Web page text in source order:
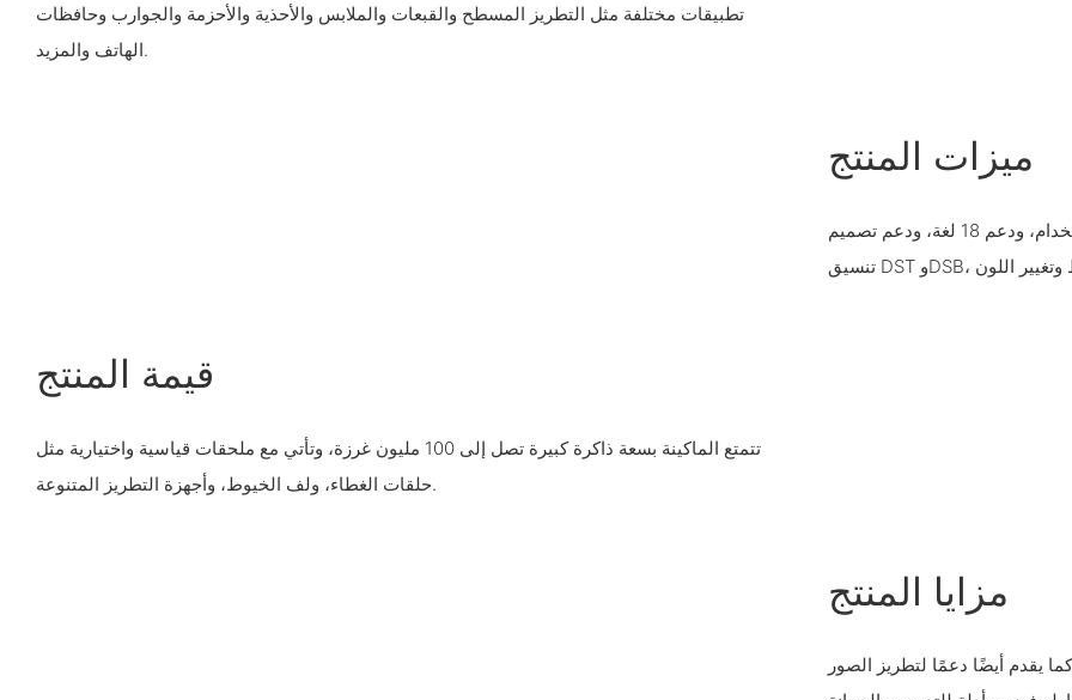
تطبيقات مختلفة مثل التطريز المسطح والقبعات والملابس والأحذية والأحزمة والجوارب وحافظات
الهاتف والمزيد.
ميزات المنتج
إنه يأتي مزودًا بشاشة كمبيوتر تعمل باللمس 10 بوصة سهلة الاستخدام، ودعم 18 لغة، ودعم تصميم
قيمة المنتج
تتمتع الماكينة بسعة ذاكرة كبيرة تصل إلى 100 مليون غرزة، وتأتي مع ملحقات قياسية واختيارية مثل
حلقات الغطاء، ولف الخيوط، وأجهزة التطريز المتنوعة.
مزايا المنتج
يقدم أيضًا دعمًا لتطريز الصور